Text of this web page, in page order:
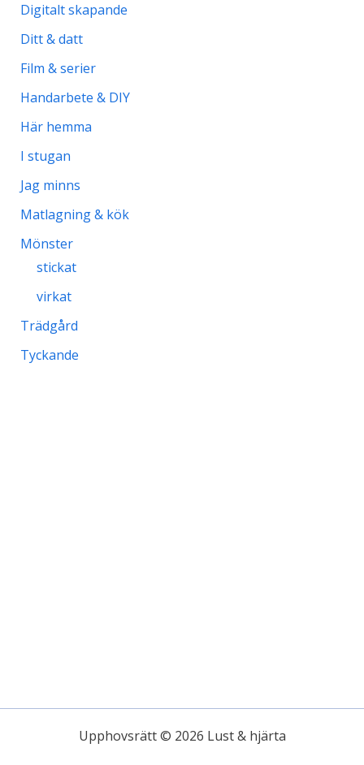
Digitalt skapande
Ditt & datt
Film & serier
Handarbete & DIY
Här hemma
I stugan
Jag minns
Matlagning & kök
Mönster
stickat
virkat
Trädgård
Tyckande
Upphovsrätt © 2026 Lust & hjärta